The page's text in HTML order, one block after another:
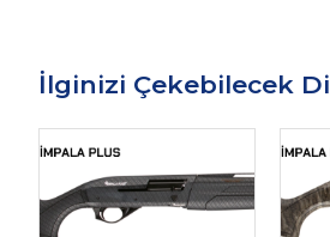
İlginizi Çekebilecek